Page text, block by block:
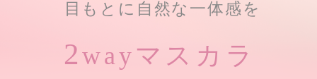
目もとに自然な一体感を
2way マスカラ